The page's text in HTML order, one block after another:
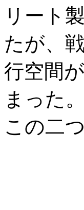
リート
たが、
行空間
まった
この二